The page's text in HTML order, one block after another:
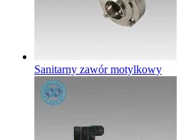
Sanitarny zawór motylkowy